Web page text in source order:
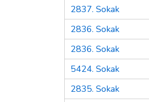
2837. Sokak
2836. Sokak
2836. Sokak
5424. Sokak
2835. Sokak